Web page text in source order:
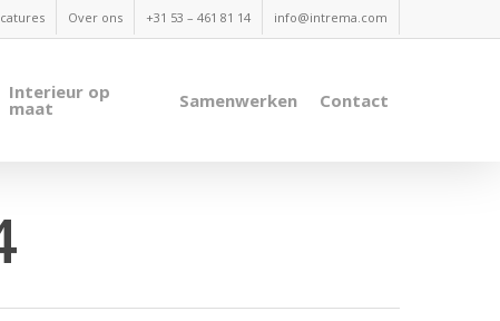
Over ons +31 53 – 461 81 14 info@intrema.com
Interieur op
maat Samenwerken Contact